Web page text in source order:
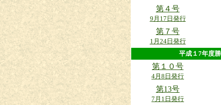
第４号
9月17日発行
第７号
1月24日発行
平成１7年
第１０号
4月8日発行
第13号
7月1日発行